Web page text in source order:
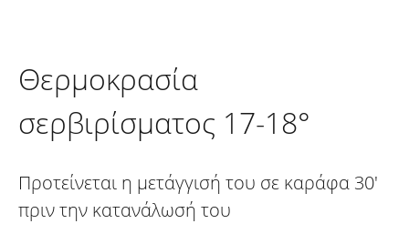
Θερμοκρασία
σερβιρίσματος 17-18°
Προτείνεται η μετάγγισή του σε καράφα 30'
πριν την κατανάλωσή του